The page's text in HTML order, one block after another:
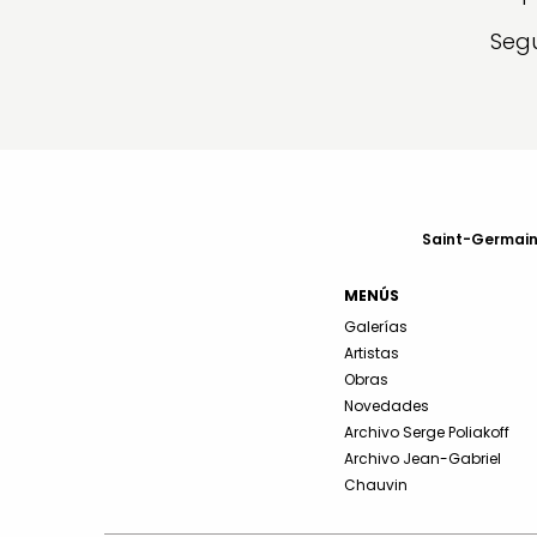
Saint-
MENÚS
Galerías
Artistas
Obras
Novedades
Archivo Serge Poliakoff
Archivo Jean-Gabriel
Chauvin